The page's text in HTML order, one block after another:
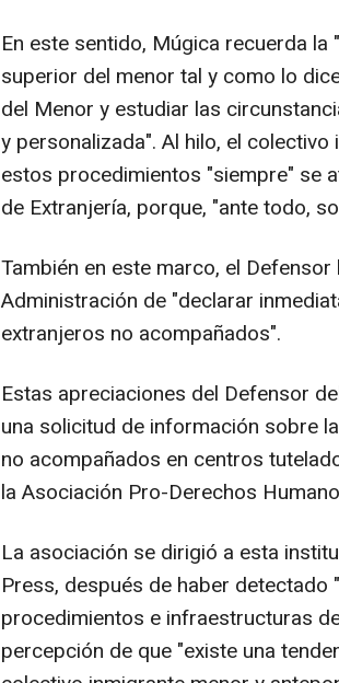
En este sentido, Múgica recuerda
superior del menor tal y como lo
del Menor y estudiar las
y personalizada". Al hilo, el
estos procedimientos "siempre" se
de Extranjería, porque, "ante todo,
También en este marco, el
Administración de "declarar
extranjeros no acompañados".
Estas apreciaciones del Defensor
una solicitud de información sobre
no acompañados en centros
la Asociación Pro-Derechos
La asociación se dirigió a esta
Press, después de haber
procedimientos e infraestructuras
percepción de que "existe una